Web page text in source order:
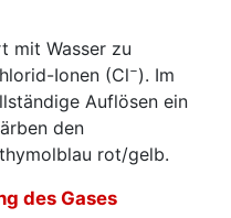
mit Wasser zu
Ionen (Cl−). Im
Auflösen ein
den
rot/gelb.
des Gases